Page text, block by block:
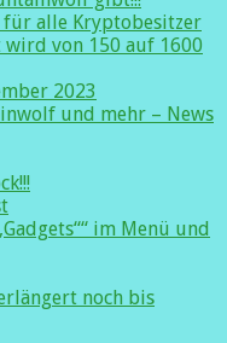
alle Kryptobesitzer
von 150 auf 1600
2023
und mehr – News
im Menü und
noch bis